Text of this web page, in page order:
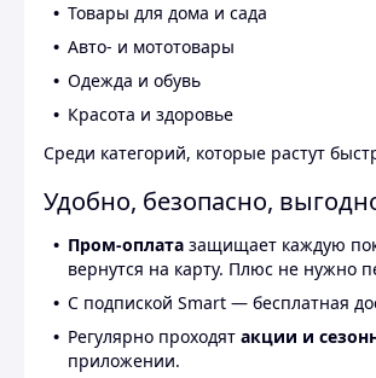
Товары для дома и сада
Авто- и мототовары
Одежда и обувь
Красота и здоровье
Среди категорий, которые растут
Удобно, безопасно,
Пром-оплата защищает каждую
вернутся на карту. Плюс не нужно
С подпиской Smart — бесплатная
Регулярно проходят акции и
приложении.